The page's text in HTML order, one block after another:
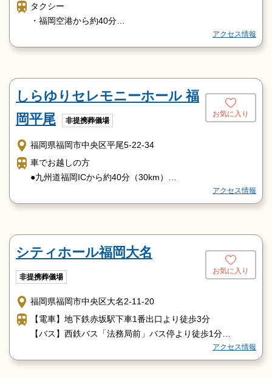
タクシー
・福岡空港から約40分
・天神から約10分
〈空港及び博多駅より〉
空港線「天神駅」にて下車。天神地下街を歩いて七隈線天
神南駅より乗り継ぎ、「薬院大通駅」にて下車。2番出口か
ら桜坂方面へ歩いて約7分。
〈博多駅より〉
・博多口・KITTE博多前B・Cのりばから 9、10、11、15、
16、17、19、214番系統のバスにご乗車。「雙葉学園入
〈天神より〉
アクセス情報
しらゆりセレモニーホール 福
岡平尾
非提携葬儀場
お気に入り
福岡県福岡市中央区平尾5-22-34
車でお越しの方
●九州道福岡ICから約40分（30km）
●福岡空港からタクシー約22分
●西鉄大牟田線平尾駅から西鉄バス「西鉄平尾駅」69番桧
原営業所行きご乗車（約6分）「平和５丁目」下車（徒歩約
●天神よりバスをご利用の場合は「ソラリアステージ前」5
（徒歩約4分）
電車でお越しの方
●西鉄大牟田線平尾駅からタクシー約5分／徒歩約17分
●地下鉄空港線天神駅からタクシー約15分
アクセス情報
シティホール福岡大名
非提携葬儀場
お気に入り
福岡県福岡市中央区大名2-11-20
【電車】地下鉄赤坂駅下車1番出口より徒歩3分
【バス】西鉄バス「法務局前」バス停より徒歩1分
【車】福岡都市高速道路「天神北ランプ」より10分アクセス情報